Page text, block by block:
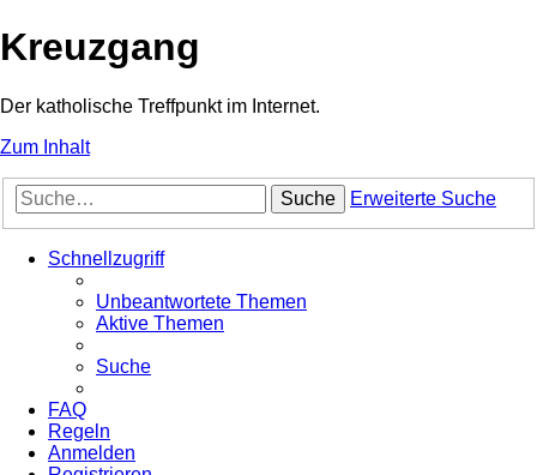
Kreuzgang
Der katholische Treffpunkt im Internet.
Zum Inhalt
Suche Erweiterte Suche
Schnellzugriff
Unbeantwortete Themen
Aktive Themen
Suche
FAQ
Regeln
Anmelden